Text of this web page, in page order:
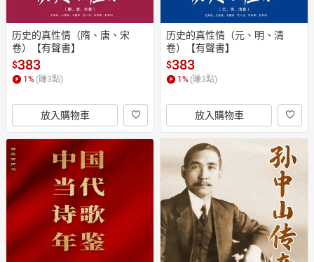
历史的真性情（隋、唐、宋
卷）【有聲書】
$383
1% (賺3點)
放入購物車
历史的真性情（元、明、清
卷）【有聲書】
$383
1% (賺3點)
放入購物車